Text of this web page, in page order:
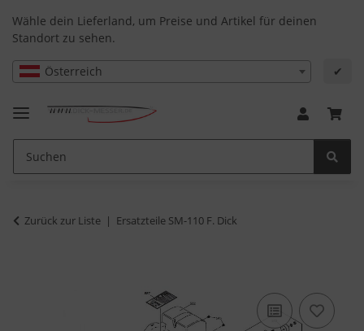
Wähle dein Lieferland, um Preise und Artikel für deinen
Standort zu sehen.
Österreich ✔
Zurück zur Liste Ersatzteile SM-110 F. Dick